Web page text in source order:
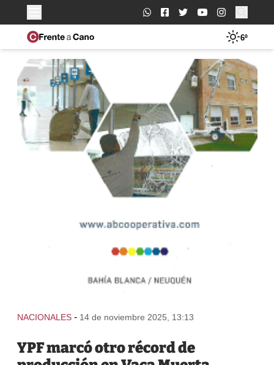
Buscar:
6º
NACIONALES - 14 de noviembre 2025, 13:13
YPF marcó otro récord de